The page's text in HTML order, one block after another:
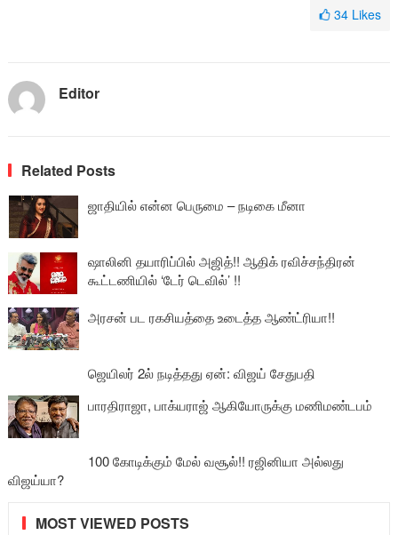
34 Likes
Editor
Related Posts
ஜாதியில் என்ன பெருமை – நடிகை மீனா
ஷாலினி தயாரிப்பில் அஜித்!! ஆதிக் ரவிச்சந்திரன்
கூட்டணியில் ‘டேர் டெவில்’ !!
அரசன் பட ரகசியத்தை உடைத்த ஆண்ட்ரியா!!
ஜெயிலர் 2ல் நடித்தது ஏன்: விஜய் சேதுபதி
பாரதிராஜா, பாக்யராஜ் ஆகியோருக்கு மணிமண்டபம்
100 கோடிக்கும் மேல் வசூல்!! ரஜினியா அல்லது
விஜய்யா?
MOST VIEWED POSTS